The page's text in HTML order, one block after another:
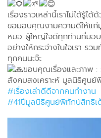
เรื่องราวเหล่านี้เราไม่ได้รู้
ขอมอบคุณงามความดีให้แ
หมอ ผู้ใหญ่ใจดีทุกท่านที่มอบ
อย่างให้กระจ่างในใจเรา
ทุกคนนะจ๊ะ
ขอบคุณเรื่องและภาพ
สังคมสงเคราะห์ มูลนิธิศูนย์
#เรื่องเล่าดีดีจากคนทำงาน
#41ปีมูลนิธิศูนย์พิทักษ์สิทธิเ